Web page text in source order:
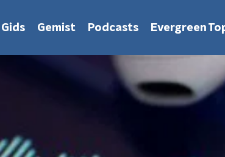
Gids Gemist Podcasts Evergreen